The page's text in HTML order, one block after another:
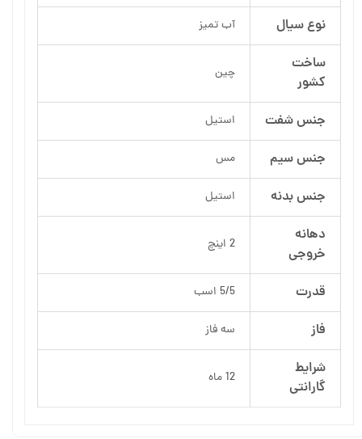
نوع سیال آب تمیز
ساخت
کشور
چین
جنس شفت استیل
جنس سیم مس
جنس بدنه استیل
دهانه
خروجی
2 اینچ
قدرت 5/5 اسب
فاز سه فاز
شرایط
گارانتی
12 ماه